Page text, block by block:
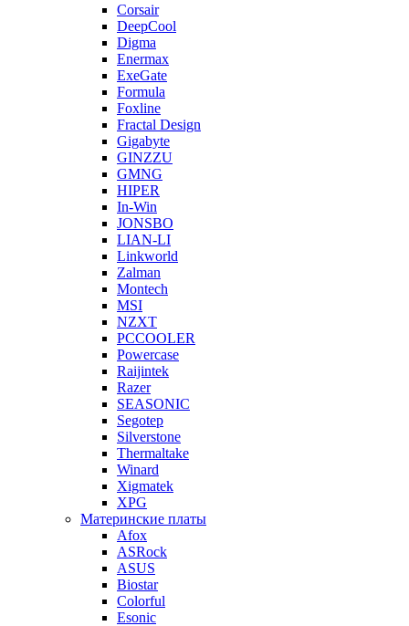
Corsair
DeepCool
Digma
Enermax
ExeGate
Formula
Foxline
Fractal Design
Gigabyte
GINZZU
GMNG
HIPER
In-Win
JONSBO
LIAN-LI
Linkworld
Zalman
Montech
MSI
NZXT
PCCOOLER
Powercase
Raijintek
Razer
SEASONIC
Segotep
Silverstone
Thermaltake
Winard
Xigmatek
XPG
Материнские платы
Afox
ASRock
ASUS
Biostar
Colorful
Esonic